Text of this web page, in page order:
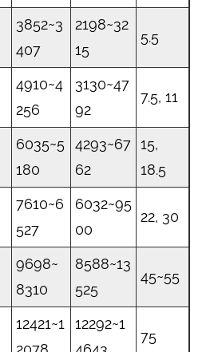
3852~3
407
2198~32
15
5.5
4910~4
256
3130~47
92
7.5, 11
6035~5
180
4293~67
62
15,
18.5
7610~6
527
6032~95
00
22, 30
9698~
8310
8588~13
525
45~55
12421~1
12292~1
75